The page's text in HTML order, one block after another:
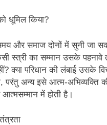
धूमिल किया?
और समाज दोनों में सुनी जा
स्त्री का सम्मान उसके पहनावे
क्या परिधान की लंबाई उसके
अन्य इसे आत्म-अभिव्यक्ति
में होती है।